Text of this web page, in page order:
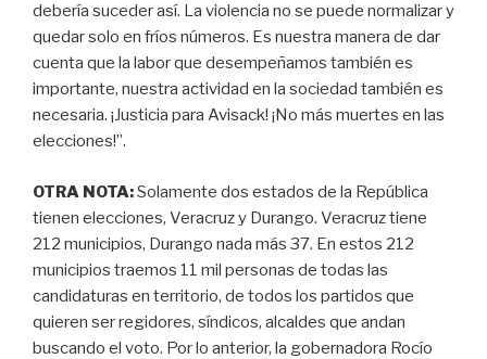
debería suceder así. La violencia no se puede normalizar y
quedar solo en fríos números. Es nuestra manera de dar
cuenta que la labor que desempeñamos también es
importante, nuestra actividad en la sociedad también es
necesaria. ¡Justicia para Avisack! ¡No más muertes en las
elecciones!”.
OTRA NOTA:Solamente dos estados de la República
tienen elecciones, Veracruz y Durango. Veracruz tiene
212 municipios, Durango nada más 37. En estos 212
municipios traemos 11 mil personas de todas las
candidaturas en territorio, de todos los partidos que
quieren ser regidores, síndicos, alcaldes que andan
buscando el voto. Por lo anterior, la gobernadora Rocío